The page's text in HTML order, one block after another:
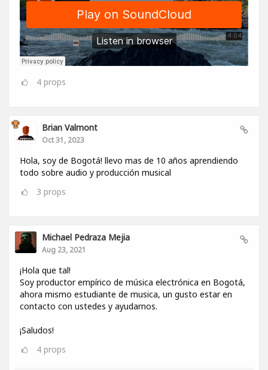
4 props
Brian Valmont
Oct 31, 2023
Hola, soy de Bogotá! llevo mas de 10 años aprendiendo
todo sobre audio y producción musical
3 props
Michael Pedraza Mejia
Aug 23, 2021
¡Hola que tal!
Soy productor empírico de música electrónica en Bogotá,
ahora mismo estudiante de musica, un gusto estar en
contacto con ustedes y ayudarnos.
¡Saludos!
4 props